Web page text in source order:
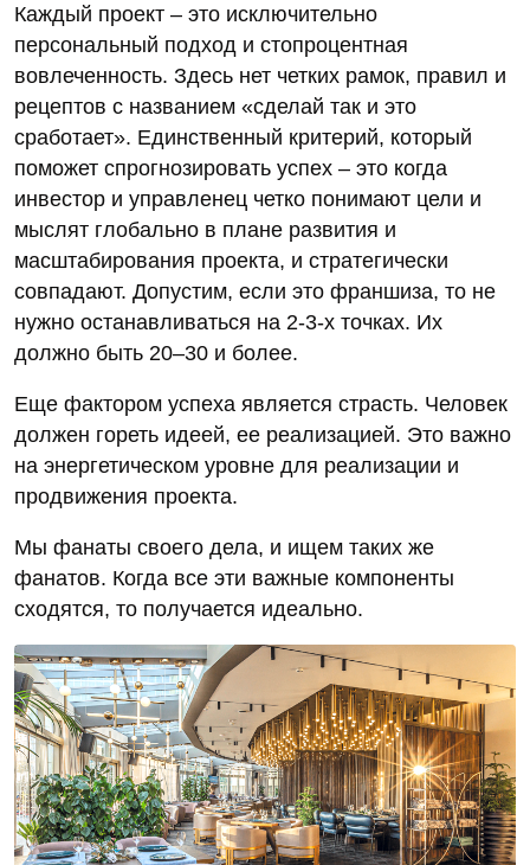
Каждый проект – это исключительно
персональный подход и стопроцентная
вовлеченность. Здесь нет четких рамок, правил и
рецептов с названием «сделай так и это
сработает». Единственный критерий, который
поможет спрогнозировать успех – это когда
инвестор и управленец четко понимают цели и
мыслят глобально в плане развития и
масштабирования проекта, и стратегически
совпадают. Допустим, если это франшиза, то не
нужно останавливаться на 2-3-х точках. Их
должно быть 20–30 и более.
Еще фактором успеха является страсть. Человек
должен гореть идеей, ее реализацией. Это важно
на энергетическом уровне для реализации и
продвижения проекта.
Мы фанаты своего дела, и ищем таких же
фанатов. Когда все эти важные компоненты
сходятся, то получается идеально.